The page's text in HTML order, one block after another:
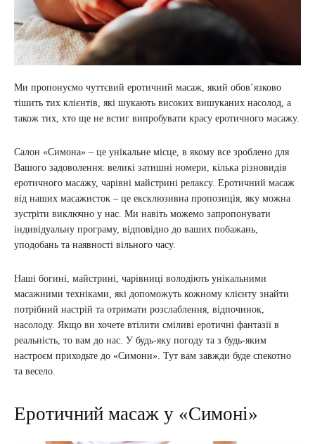
Ми пропонуємо чуттєвий еротичний масаж, який обов’язково
тішить тих клієнтів, які шукають високих вишуканих насолод, а
також тих, хто ще не встиг випробувати красу еротичного масажу.
Салон «Симона» – це унікальне місце, в якому все зроблено для
Вашого задоволення: великі затишні номери, кілька різновидів
еротичного масажу, чарівні майстрині релаксу. Еротичний масаж
від наших масажисток – це ексклюзивна пропозиція, яку можна
зустріти виключно у нас. Ми навіть можемо запропонувати
індивідуальну програму, відповідно до ваших побажань,
уподобань та наявності вільного часу.
Наші богині, майстрині, чарівниці володіють унікальними
масажними техніками, які допоможуть кожному клієнту знайти
потрібний настрій та отримати розслаблення, відпочинок,
насолоду. Якщо ви хочете втілити сміливі еротичні фантазії в
реальність, то вам до нас. У будь-яку погоду та з будь-яким
настроєм приходьте до «Симони». Тут вам завжди буде спекотно
та весело.
Еротичний масаж у «Симоні»